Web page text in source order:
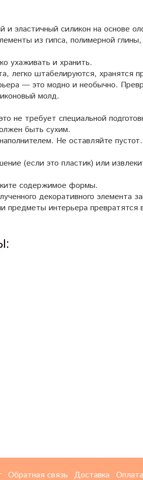
и эластичный силикон на основе
из гипса, полимерной
ухаживать и хранить.
легко штабелируются, хранятся
— это модно и необычно.
молд.
не требует специальной
быть сухим.
Не оставляйте
(если это пластик) или
содержимое формы.
декоративного элемента
интерьера превратятся
Обратная связь Доставка Оплата